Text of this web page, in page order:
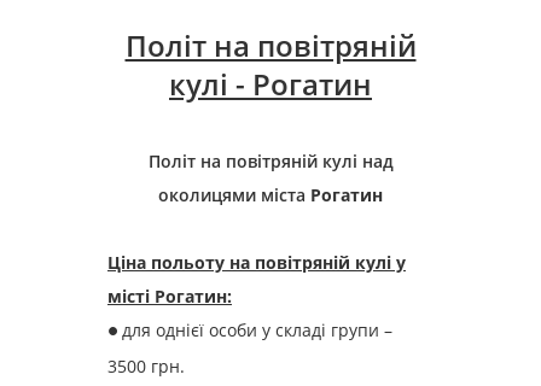
Політ на повітряній
кулі - Рогатин
Політ на повітряній кулі над
околицями міста Рогатин
Ціна польоту на повітряній кулі у
місті Рогатин:
● для однієї особи у складі групи –
3500 грн.